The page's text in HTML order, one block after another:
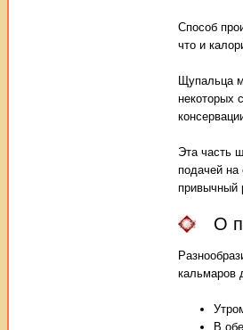
Способ
что и
Щупальца
некоторых
Эта часть
подачей на
привычный
О
кальмаров
В